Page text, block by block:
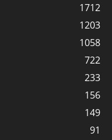
1712
1203
1058
722
233
156
149
91